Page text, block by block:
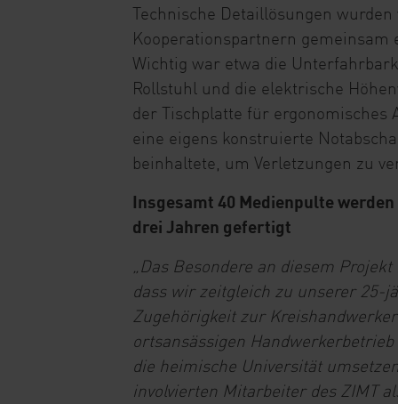
Technische Detaillösungen wurden
Kooperationspartnern gemeinsam
Wichtig war etwa die
Rollstuhl und die elektrische
der Tischplatte für ergonomisches
eine eigens konstruierte
beinhaltete, um Verletzungen zu
Insgesamt 40 Medienpulte
drei Jahren gefertigt
„Das Besondere an diesem Projekt
dass wir zeitgleich zu unserer 25-
Zugehörigkeit zur
ortsansässigen
die heimische Universität
involvierten Mitarbeiter des ZIMT